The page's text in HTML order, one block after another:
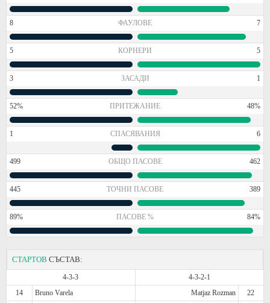
8 ФАУЛОВЕ 7
5 КОРНЕРИ 5
3 ЗАСАДИ 1
52% ПРИТЕЖАНИЕ 48%
1 СПАСЯВАНИЯ 6
499 ОБЩО ПАСОВЕ 462
445 ТОЧНИ ПАСОВЕ 389
89% ПАСОВЕ % 84%
СТАРТОВ СЪСТАВ:
4-3-3
4-3-2-1
14
Bruno Varela Matjaz Rozman
22